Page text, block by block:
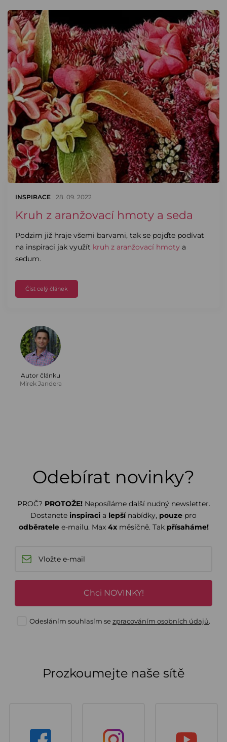
INSPIRACE 28. 09. 2022
Kruh z aranžovací hmoty a seda
Podzim již hraje všemi barvami, tak se pojďte podívat
na inspiraci jak využít kruh z aranžovací hmoty a
sedum.
Číst celý článek
Autor článku
Mirek Jandera
Odebírat novinky?
PROČ? PROTOŽE! Neposíláme další nudný newsletter.
Dostanete inspiraci a lepšínabídky, pouze pro
odběratelee-mailu. Max 4xměsíčně. Tak přísaháme!
Chci NOVINKY!
Odesláním souhlasím sezpracováním osobních údajů.
Prozkoumejte naše sítě